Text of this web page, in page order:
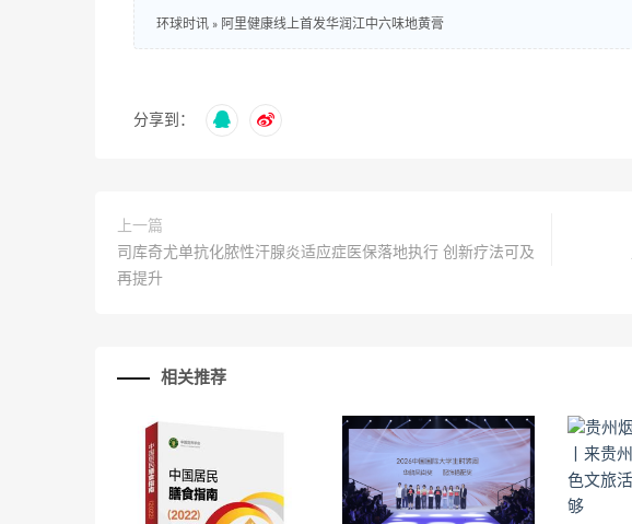
环球时讯 » 阿里健康线上首发华润江中六味地黄膏
分享到：
上一篇
司库奇尤单抗化脓性汗腺炎适应症医保落地执行 创新疗法可及
再提升
相关推荐